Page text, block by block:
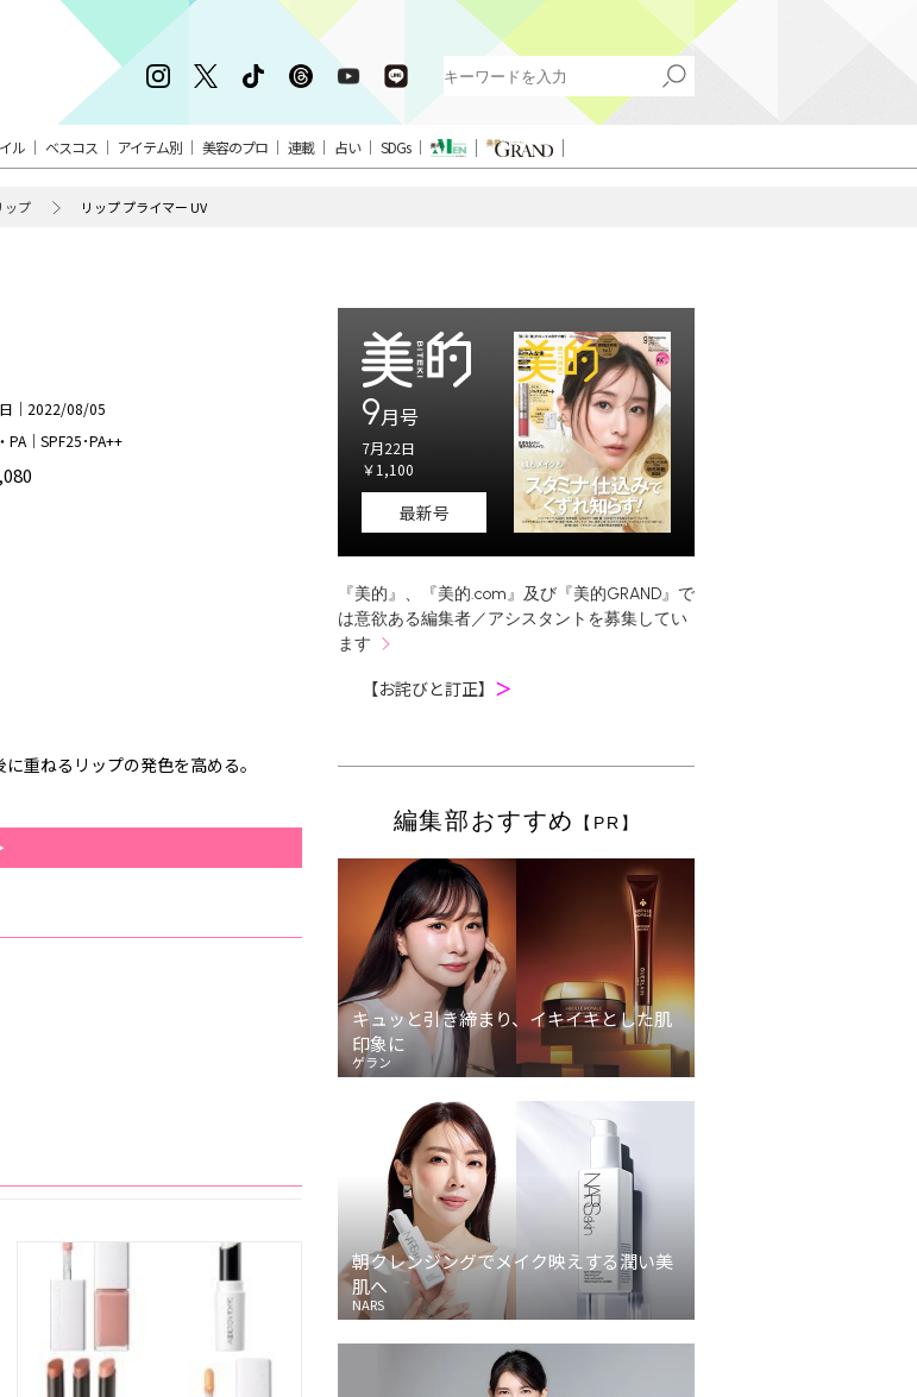
ル ベスコス アイテム別 美容のプロ 連載 占い SDGs
ップ リップ プライマー UV
｜2022/08/05
PA｜SPF25･PA++
重ねるリップの発色を高める。
9月号
7月22日
￥1,100
最新号
『美的』、『美的.com』及び『美的GRAND』で
は意欲ある編集者／アシスタントを募集してい
ます
【お詫びと訂正】 ＞
編集部おすすめ 【PR】
キュッと引き締まり、イキイキとした肌
印象に
ゲラン
朝クレンジングでメイク映えする潤い美
肌へ
NARS